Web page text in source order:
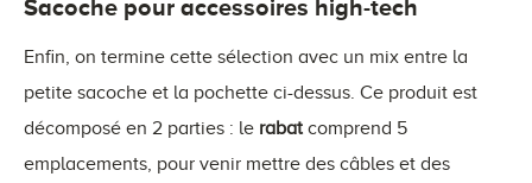
Sacoche pour accessoires high-tech
Enfin, on termine cette sélection avec un mix entre la
petite sacoche et la pochette ci-dessus. Ce produit est
décomposé en 2 parties : le rabat comprend 5
emplacements, pour venir mettre des câbles et des